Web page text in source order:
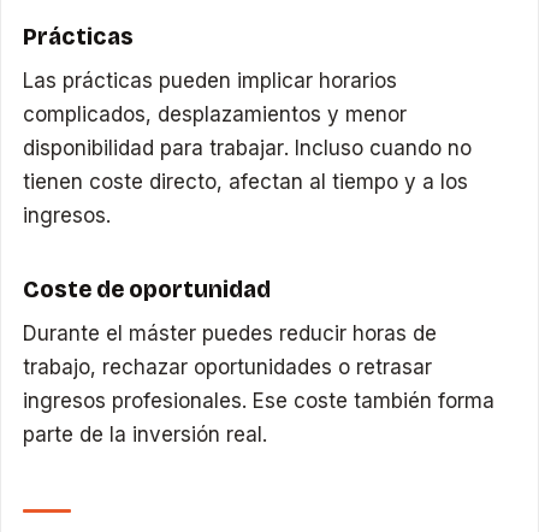
Prácticas
Las prácticas pueden implicar horarios
complicados, desplazamientos y menor
disponibilidad para trabajar. Incluso cuando no
tienen coste directo, afectan al tiempo y a los
ingresos.
Coste de oportunidad
Durante el máster puedes reducir horas de
trabajo, rechazar oportunidades o retrasar
ingresos profesionales. Ese coste también forma
parte de la inversión real.